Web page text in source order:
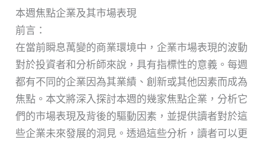
本週焦點企業及其市場表現
前言：
在當前瞬息萬變的商業環境中，企業市場表現的波動
對於投資者和分析師來說，具有指標性的意義。每週
都有不同的企業因為其業績、創新或其他因素而成為
焦點。本文將深入探討本週的幾家焦點企業，分析它
們的市場表現及背後的驅動因素，並提供讀者對於這
些企業未來發展的洞見。透過這些分析，讀者可以更